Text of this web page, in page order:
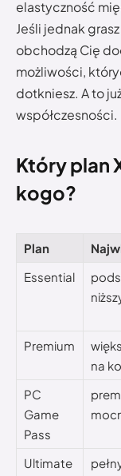
elastyczność
Jeśli jednak
obchodzą Cię
możliwości,
dotkniesz. A to
współczesności.
Który plan
kogo?
Plan
Essential
Premium
na
PC
Game
Pass
Ultimate